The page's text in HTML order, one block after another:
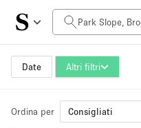
Date Altri filtri
Prezzo al giorno
$0
Dimensioni dello spazio
Ordina per Consigliati